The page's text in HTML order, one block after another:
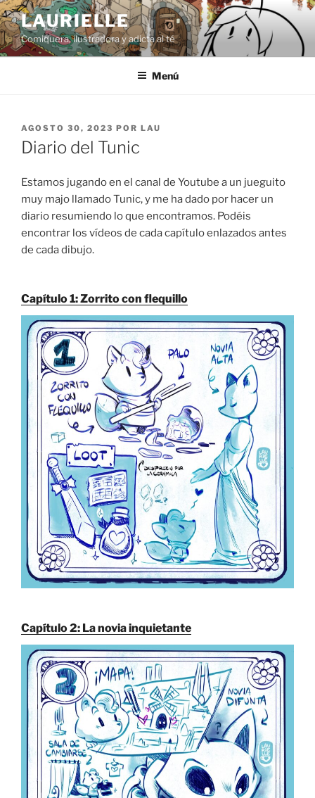
Saltar
al
contenido
LAURIELLE
Comiquera, ilustradora y adicta al té
Menú
PUBLICADO
EL
AGOSTO 30, 2023 POR LAU
Diario del Tunic
Estamos jugando en el canal de Youtube a un jueguito
muy majo llamado Tunic, y me ha dado por hacer un
diario resumiendo lo que encontramos. Podéis
encontrar los vídeos de cada capítulo enlazados antes
de cada dibujo.
Capítulo 1: Zorrito con flequillo
Capítulo 2: La novia inquietante